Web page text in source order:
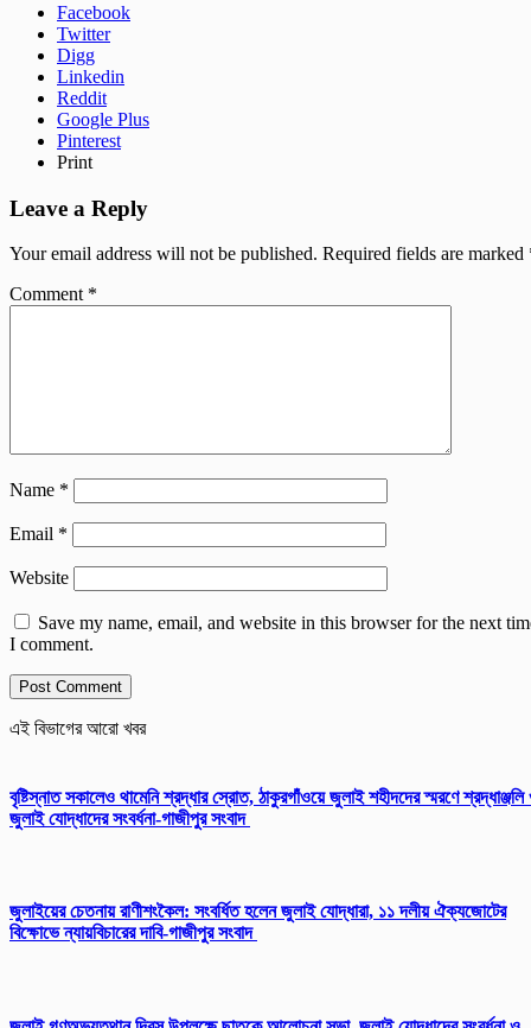
Facebook
Twitter
Digg
Linkedin
Reddit
Google Plus
Pinterest
Print
Leave a Reply
Your email address will not be published. Required fields are marked
Comment *
Name *
Email *
Website
Save my name, email, and website in this browser for the next
I comment.
এই বিভাগের আরো খবর
বৃষ্টিস্নাত সকালেও থামেনি শ্রদ্ধার স্রোত, ঠাকুরগাঁওয়ে জুলাই শহীদদের স্মরণে
জুলাই যোদ্ধাদের সংবর্ধনা-গাজীপুর সংবাদ
জুলাইয়ের চেতনায় রাণীশংকৈল: সংবর্ধিত হলেন জুলাই যোদ্ধারা, ১১ দলীয় ঐক্যজোটের
বিক্ষোভে ন্যায়বিচারের দাবি-গাজীপুর সংবাদ